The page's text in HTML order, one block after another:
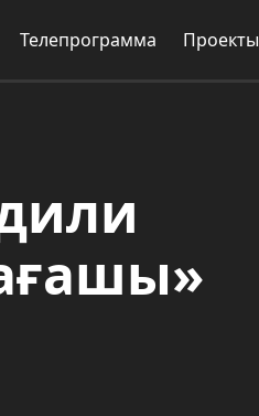
Телепрограмма Проекты